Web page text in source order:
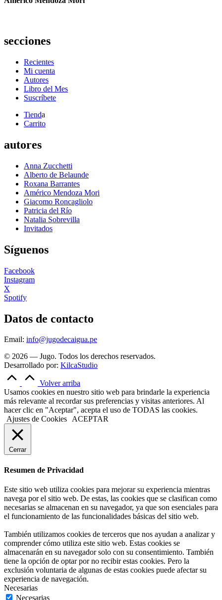
secciones
Recientes
Mi cuenta
Autores
Libro del Mes
Suscríbete
Tienda
Carrito
autores
Anna Zucchetti
Alberto de Belaunde
Roxana Barrantes
Américo Mendoza Mori
Giacomo Roncagliolo
Patricia del Río
Natalia Sobrevilla
Invitados
Síguenos
Facebook
Instagram
X
Spotify
Datos de contacto
Email: info@jugodecaigua.pe
© 2026 — Jugo. Todos los derechos reservados.
Desarrollado por: KilcaStudio
Volver arriba
Usamos cookies en nuestro sitio web para brindarle la experiencia
más relevante al recordar sus preferencias y visitas anteriores. Al
hacer clic en "Aceptar", acepta el uso de TODAS las cookies.
Ajustes de Cookies ACEPTAR
Cerrar
Resumen de Privacidad
Este sitio web utiliza cookies para mejorar su experiencia mientras
navega por el sitio web. De estas, las cookies que se clasifican como
necesarias se almacenan en su navegador, ya que son esenciales para
el funcionamiento de las funcionalidades básicas del sitio web.
También utilizamos cookies de terceros que nos ayudan a analizar y
comprender cómo utiliza este sitio web. Estas cookies se
almacenarán en su navegador solo con su consentimiento. También
tiene la opción de optar por no recibir estas cookies. Pero la
exclusión voluntaria de algunas de estas cookies puede afectar su
experiencia de navegación.
Necesarias
Necesarias